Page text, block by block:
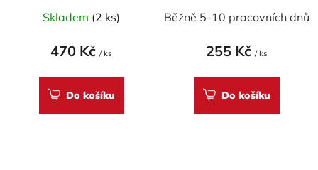
Skladem (2 ks)
470 Kč / ks
Do košíku
Běžně 5-10 pracovních dnů
255 Kč / ks
Do košíku